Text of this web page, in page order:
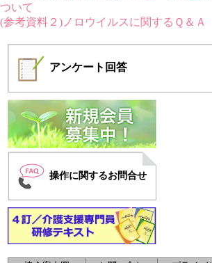
ついて
(参考資料２)ノロウイルスに関するＱ＆Ａ
アンケート 回答
操作に関するお問合せ